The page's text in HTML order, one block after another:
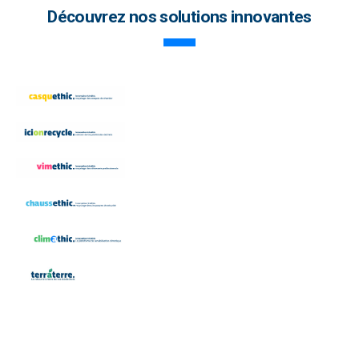
Découvrez nos solutions innovantes